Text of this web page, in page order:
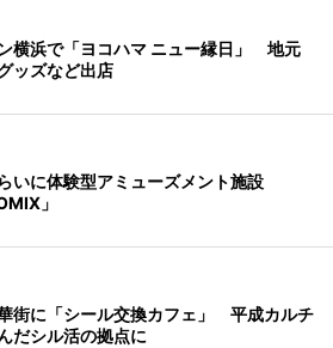
横浜で「ヨコハマ ニュー縁日」 地元
ッズなど出店
いに体験型アミューズメント施設
」
街に「シール交換カフェ」 平成カルチ
だシル活の拠点に